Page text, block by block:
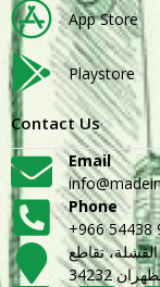
App Store
Playstore
Contact Us
Email
Phone
+966 54438
القشلة، تقاطع
34232